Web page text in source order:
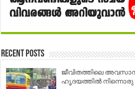
Recent Posts
ജീവിതത്തിലെ
ഹൃദയത്തിൽ നിന്നൊരു